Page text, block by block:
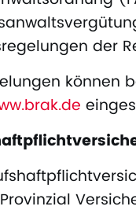
der
können